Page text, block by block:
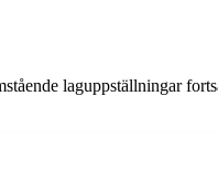
laguppställningar